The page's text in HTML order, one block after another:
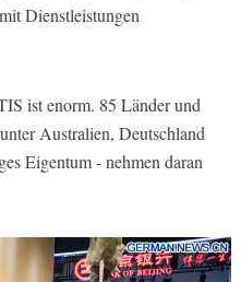
Dienstleistungen
ist enorm. 85 Länder und
Australien, Deutschland
Eigentum - nehmen daran